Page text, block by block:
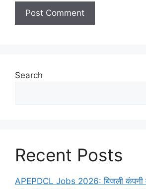
Search
Recent Posts
APEPDCL Jobs 2026: बिजली कंपनी